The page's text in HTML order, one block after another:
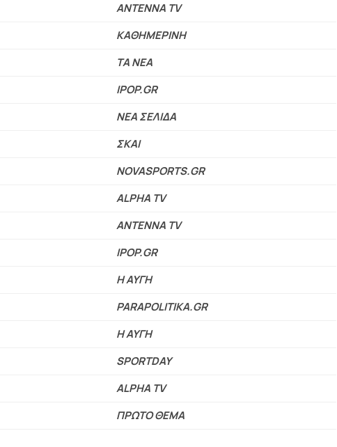
ANTENNA TV
ΚΑΘΗΜΕΡΙΝΗ
ΤΑ ΝΕΑ
IPOP.GR
ΝΕΑ ΣΕΛΙΔΑ
ΣΚΑΙ
NOVASPORTS.GR
ALPHA TV
ANTENNA TV
IPOP.GR
Η ΑΥΓΗ
PARAPOLITIKA.GR
Η ΑΥΓΗ
SPORTDAY
ALPHA TV
ΠΡΩΤΟ ΘΕΜΑ